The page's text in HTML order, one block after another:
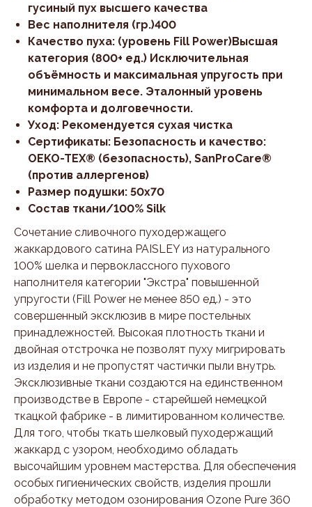
гусиный пух высшего качества
Вес наполнителя (гр.)400
Качество пуха: (уровень Fill Power)Высшая
категория (800+ ед.) Исключительная
объёмность и максимальная упругость при
минимальном весе. Эталонный уровень
комфорта и долговечности.
Уход: Рекомендуется сухая чистка
Сертификаты: Безопасность и качество:
OEKO-TEX® (безопасность), SanProCare®
(против аллергенов)
Размер подушки: 50x70
Состав ткани/100% Silk
Сочетание сливочного пуходержащего
жаккардового сатина PAISLEY из натурального
100% шелка и первоклассного пухового
наполнителя категории "Экстра" повышенной
упругости (Fill Power не менее 850 ед.) - это
совершенный эксклюзив в мире постельных
принадлежностей. Высокая плотность ткани и
двойная отстрочка не позволят пуху мигрировать
из изделия и не пропустят частички пыли внутрь.
Эксклюзивные ткани создаются на единственном
производстве в Европе - старейшей немецкой
ткацкой фабрике - в лимитированном количестве.
Для того, чтобы ткать шелковый пуходержащий
жаккард с узором, необходимо обладать
высочайшим уровнем мастерства. Для обеспечения
особых гигиенических свойств, изделия прошли
обработку методом озонирования Ozone Pure 360